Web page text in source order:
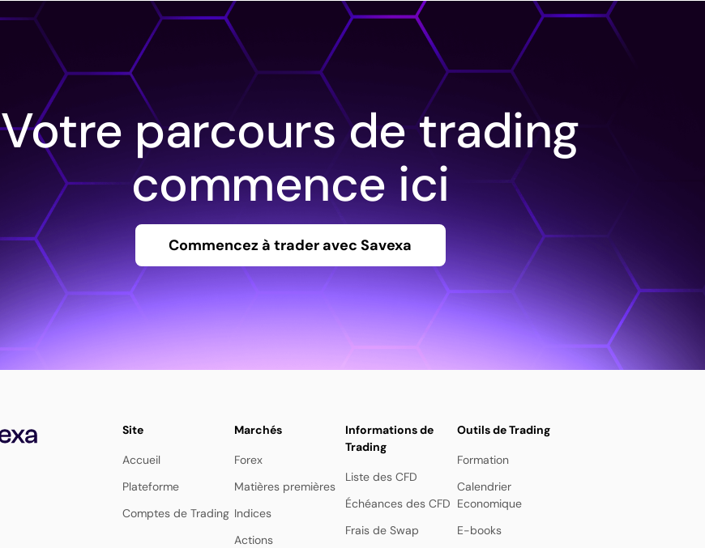
Votre parcours de trading
commence ici
Commencez à trader avec Savexa
Site
Accueil
Plateforme
Comptes de Trading
Marchés
Forex
Matières premières
Indices
Actions
Informations de
Trading
Liste des CFD
Échéances des CFD
Frais de Swap
Outils de Trading
Formation
Calendrier
Economique
E-books